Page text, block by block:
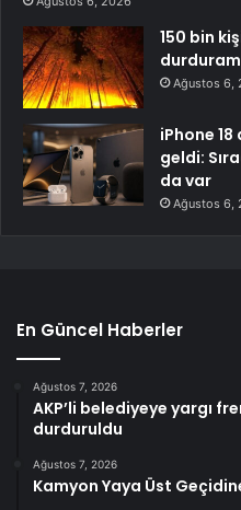
150 bin
Ağustos 6,
iPhone
geldi:
da var
Ağustos 6,
En Güncel Haberler
Ağustos 7, 2026
AKP’li belediyeye yargı
durduruldu
Ağustos 7, 2026
Kamyon Yaya Üst